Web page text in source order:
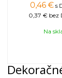
0,46 € s
0,37 € bez
Na